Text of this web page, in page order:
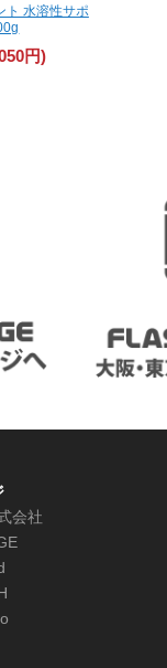
ト 水溶性サポ
円)
会社